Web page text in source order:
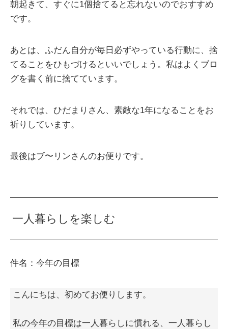
朝起きて、すぐに1個捨てると忘れないのでおすすめ
です。
あとは、ふだん自分が毎日必ずやっている行動に、捨
てることをひもづけるといいでしょう。私はよくブロ
グを書く前に捨てています。
それでは、ひだまりさん、素敵な1年になることをお
祈りしています。
最後はブ〜リンさんのお便りです。
一人暮らしを楽しむ
件名：今年の目標
こんにちは、初めてお便りします。
私の今年の目標は一人暮らしに慣れる、一人暮らし